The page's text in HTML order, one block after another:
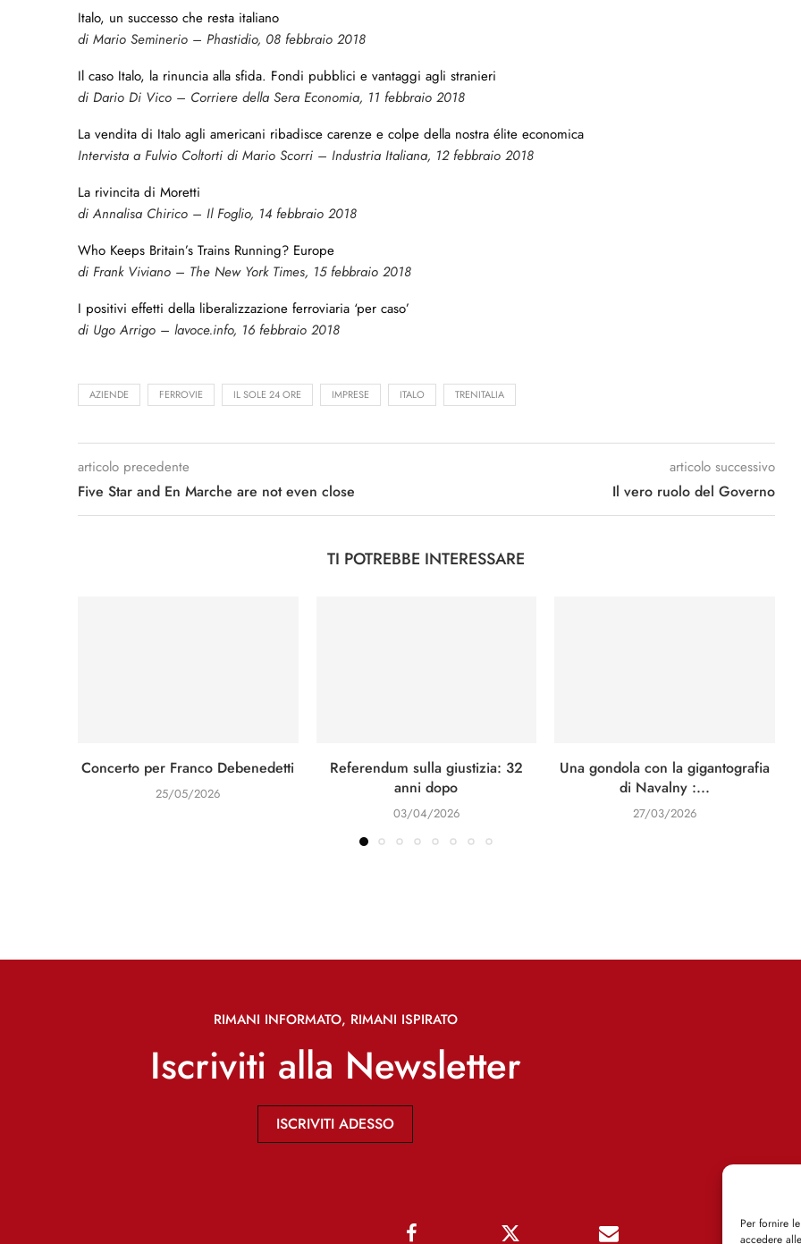
Per fornire
accedere
Italo, un successo che resta italiano
di Mario Seminerio – Phastidio, 08 febbraio 2018
Il caso Italo, la rinuncia alla sfida. Fondi pubblici e vantaggi agli stranieri
di Dario Di Vico – Corriere della Sera Economia, 11 febbraio 2018
La vendita di Italo agli americani ribadisce carenze e colpe della nostra élite economica
Intervista a Fulvio Coltorti di Mario Scorri – Industria Italiana, 12 febbraio 2018
La rivincita di Moretti
di Annalisa Chirico – Il Foglio, 14 febbraio 2018
Who Keeps Britain’s Trains Running? Europe
di Frank Viviano – The New York Times, 15 febbraio 2018
I positivi effetti della liberalizzazione ferroviaria ‘per caso’
di Ugo Arrigo – lavoce.info, 16 febbraio 2018
AZIENDE FERROVIE IL SOLE 24 ORE IMPRESE ITALO TRENITALIA
articolo precedente
Five Star and En Marche are not even close
articolo successivo
Il vero ruolo del Governo
TI POTREBBE INTERESSARE
Concerto per Franco Debenedetti
25/05/2026
Referendum sulla giustizia: 32
anni dopo
03/04/2026
Una gondola con la gigantografia
di Navalny :...
27/03/2026
RIMANI INFORMATO, RIMANI ISPIRATO
Iscriviti alla Newsletter
ISCRIVITI ADESSO